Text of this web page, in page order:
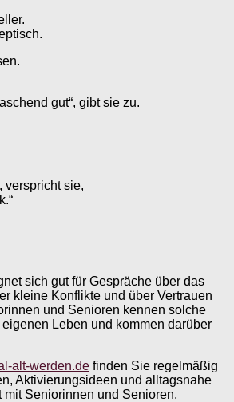
gut“, gibt sie zu.
verspricht sie,
sich gut für Gespräche über das
kleine Konflikte und über Vertrauen
und Senioren kennen solche
Leben und kommen darüber
alt-werden.de finden Sie regelmäßig
Aktivierungsideen und alltagsnahe
mit Seniorinnen und Senioren.